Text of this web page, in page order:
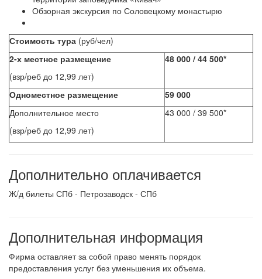
Обзорная экскурсия по Соловецкому монастырю
Стоимость тура (руб/чел)
2-х местное размещение
(взр/реб до 12,99 лет)
48 000 / 44 500*
Одноместное размещение
59 000
Дополнительное место
(взр/реб до 12,99 лет)
43 000 / 39 500*
Дополнительно оплачивается
Ж/д билеты СПб - Петрозаводск - СПб
Дополнительная информация
Фирма оставляет за собой право менять порядок
предоставления услуг без уменьшения их объема.